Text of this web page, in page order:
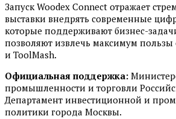
Запуск Woodex Connect отражает
выставки внедрять современные
которые поддерживают бизнес-
позволяют извлечь максимум пользы
и ToolMash.
Официальная поддержка:
промышленности и торговли
Департамент инвестиционной и
политики города Москвы.